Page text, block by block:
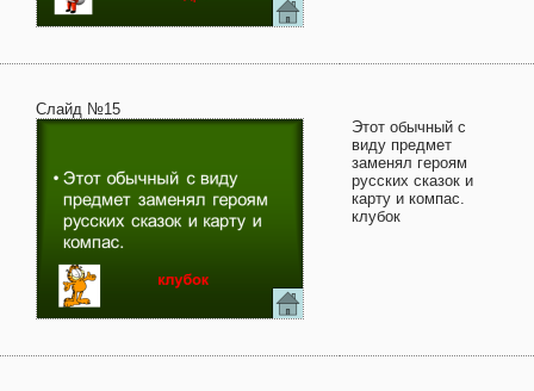
Слайд №15
Этот обычный с
виду предмет
заменял героям
русских сказок и
карту и компас.
клубок